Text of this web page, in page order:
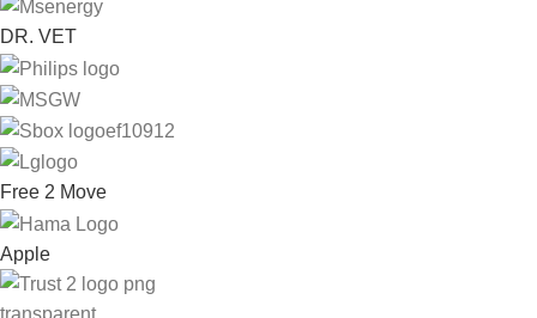
DR. VET
Free 2 Move
Apple